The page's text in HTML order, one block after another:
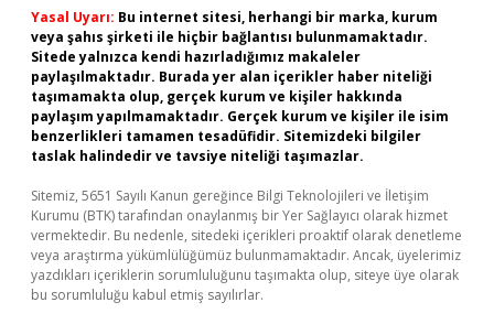
Yasal Uyarı: Bu internet sitesi, herhangi bir marka, kurum
veya şahıs şirketi ile hiçbir bağlantısı bulunmamaktadır.
Sitede yalnızca kendi hazırladığımız makaleler
paylaşılmaktadır. Burada yer alan içerikler haber niteliği
taşımamakta olup, gerçek kurum ve kişiler hakkında
paylaşım yapılmamaktadır. Gerçek kurum ve kişiler ile isim
benzerlikleri tamamen tesadüfidir. Sitemizdeki bilgiler
taslak halindedir ve tavsiye niteliği taşımazlar.
Sitemiz, 5651 Sayılı Kanun gereğince Bilgi Teknolojileri ve İletişim
Kurumu (BTK) tarafından onaylanmış bir Yer Sağlayıcı olarak hizmet
vermektedir. Bu nedenle, sitedeki içerikleri proaktif olarak denetleme
veya araştırma yükümlülüğümüz bulunmamaktadır. Ancak, üyelerimiz
yazdıkları içeriklerin sorumluluğunu taşımakta olup, siteye üye olarak
bu sorumluluğu kabul etmiş sayılırlar.